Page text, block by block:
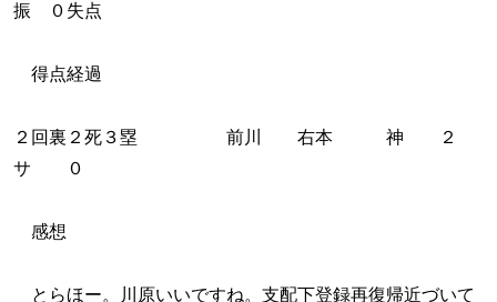
振 ０失点
得点経過
２回裏２死３塁 前川 右本 神 ２
サ ０
感想
とらほー。川原いいですね。支配下登録再復帰近づいて